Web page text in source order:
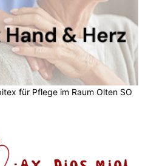
für Pflege im Raum Olten SO